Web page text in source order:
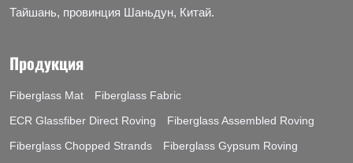
Тайшань, провинция Шаньдун, Китай.
Продукция
Fiberglass Mat
Fiberglass Fabric
ECR Glassfiber Direct Roving
Fiberglass Assembled Roving
Fiberglass Chopped Strands
Fiberglass Gypsum Roving